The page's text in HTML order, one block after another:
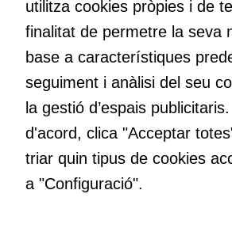
maneres de fer-ho i generar plegats
Educació
transformació. Volem contribuir a
metodologies docents actives i ambients
dinàmics.
utilitza cookies pròpies i de
finalitat de permetre la seva
base a característiques
seguiment i anàlisi del seu
la gestió d’espais
d'acord, clica "Acceptar
triar quin tipus de cookies
a "Configuració".
del